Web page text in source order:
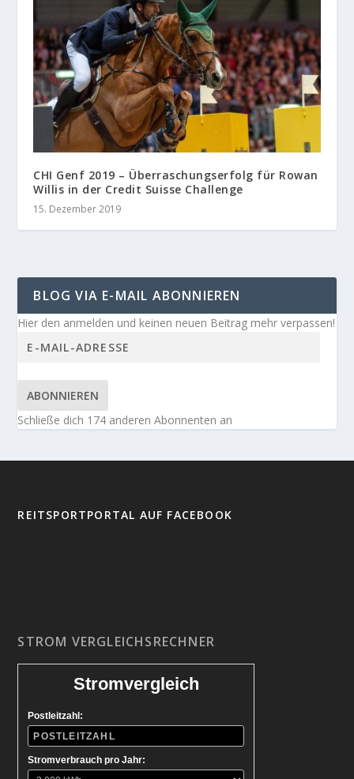
CHI Genf 2019 – Überraschungserfolg für Rowan
Willis in der Credit Suisse Challenge
15. Dezember 2019
BLOG VIA E-MAIL ABONNIEREN
Hier den anmelden und keinen neuen Beitrag mehr verpassen!
ABONNIEREN
Schließe dich 174 anderen Abonnenten an
REITSPORTPORTAL AUF FACEBOOK
STROM VERGLEICHSRECHNER
Stromvergleich
Postleitzahl:
Stromverbrauch pro Jahr: